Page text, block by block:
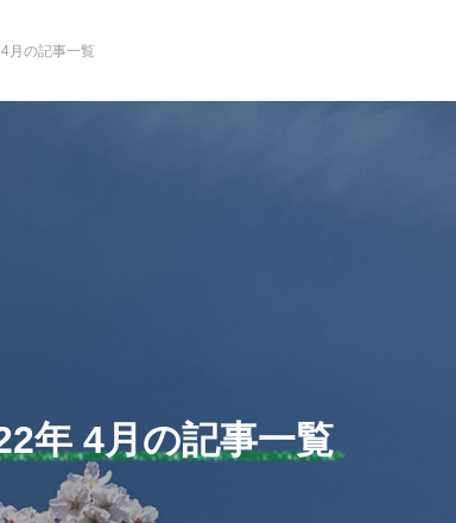
月の記事一覧
年 4月の記事一覧